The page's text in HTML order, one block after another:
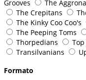
Grooves
The
The Crepitans
The Kinky Coo Coo's
The Peeping Toms
Thorpedians
Transilvanians
Formato